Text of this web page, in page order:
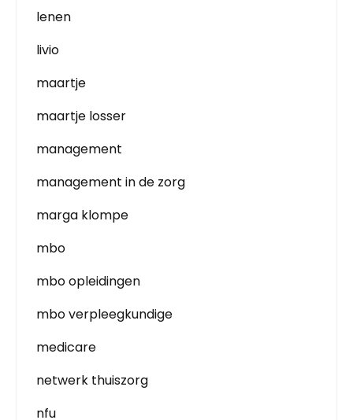
lenen
livio
maartje
maartje losser
management
management in de zorg
marga klompe
mbo
mbo opleidingen
mbo verpleegkundige
medicare
netwerk thuiszorg
nfu